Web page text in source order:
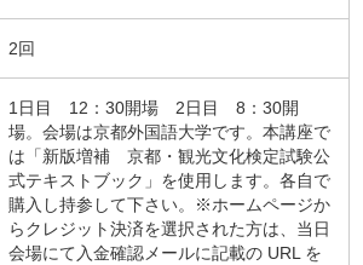
2回
1日目 12：30開場 2日目 8：30開
場。会場は京都外国語大学です。本講座で
は「新版増補 京都・観光文化検定試験公
式テキストブック」を使用します。各自で
購入し持参して下さい。※ホームページか
らクレジット決済を選択された方は、当日
会場にて入金確認メールに記載の URL を